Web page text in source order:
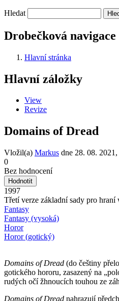
Hledat
Drobečková navigace
Hlavní stránka
Hlavní záložky
View
Revize
Domains of Dread
Vložil(a) Markus dne 28. 08.
0
Bez hodnocení
1997
Třetí verze základní sady pro
Fantasy
Fantasy (vysoká)
Horor
Horor (gotický)
Domains of Dread (do češtiny
gotického hororu, zasazený na
rudých očí žhnoucích touhou ze
Domains of Dread nahrazují